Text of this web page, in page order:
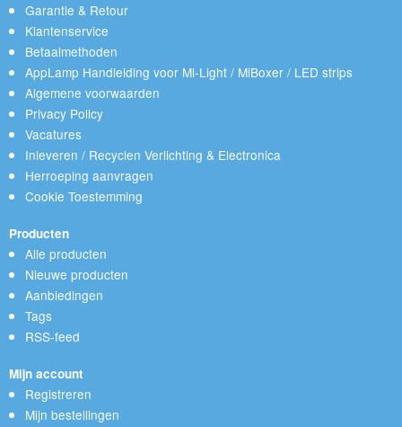
Garantie & Retour
Klantenservice
Betaalmethoden
AppLamp Handleiding voor Mi-Light / MiBoxer / LED strips
Algemene voorwaarden
Privacy Policy
Vacatures
Inleveren / Recyclen Verlichting & Electronica
Herroeping aanvragen
Cookie Toestemming
Producten
Alle producten
Nieuwe producten
Aanbiedingen
Tags
RSS-feed
Mijn account
Registreren
Mijn bestellingen